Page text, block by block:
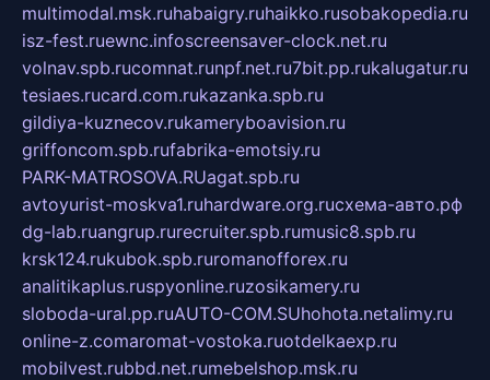
multimodal.msk.ruhabaigry.ruhaikko.rusobakopedia.ru
isz-fest.ruewnc.infoscreensaver-clock.net.ru
volnav.spb.rucomnat.runpf.net.ru7bit.pp.rukalugatur.ru
tesiaes.rucard.com.rukazanka.spb.ru
gildiya-kuznecov.rukameryboavision.ru
griffoncom.spb.rufabrika-emotsiy.ru
PARK-MATROSOVA.RUagat.spb.ru
avtoyurist-moskva1.ruhardware.org.ruсхема-авто.рф
dg-lab.ruangrup.rurecruiter.spb.rumusic8.spb.ru
krsk124.rukubok.spb.ruromanofforex.ru
analitikaplus.ruspyonline.ruzosikamery.ru
sloboda-ural.pp.ruAUTO-COM.SUhohota.netalimy.ru
online-z.comaromat-vostoka.ruotdelkaexp.ru
mobilvest.rubbd.net.rumebelshop.msk.ru